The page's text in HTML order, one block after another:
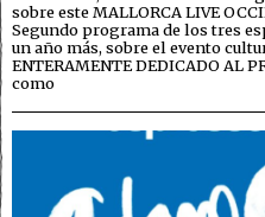
sobre este MALLORCA LIVE
Segundo programa de los tres
un año más, sobre el evento
ENTERAMENTE DEDICADO AL
como